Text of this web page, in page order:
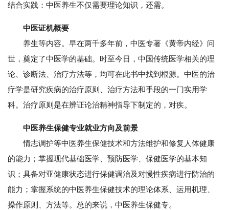
结合实践：中医养生不仅需要理论知识，还需。
中医证机概要
养生等内容。早在两千多年前，中医专著《黄帝内经》问
世，奠定了中医学的基础。时至今日，中国传统医学相关的理
论、诊断法、治疗方法等，均可在此书中找到根源。中医的治
疗学是研究疾病的治疗原则、治疗方法和手段的一门实用学
科。治疗原则是在辨证论治精神指导下制定的，对疾。
中医养生保健专业就业方向及前景
情志调护等中医养生保健技术和方法维护和修复人体健康
的能力；掌握现代基础医学、预防医学、保健医学的基本知
识；具备对亚健康状态进行保健调治及对慢性疾病进行防治的
能力；掌握系统的中医养生保健技术的理论体系、运用机理、
操作原则、方法等。总的来说，中医养生保健专。